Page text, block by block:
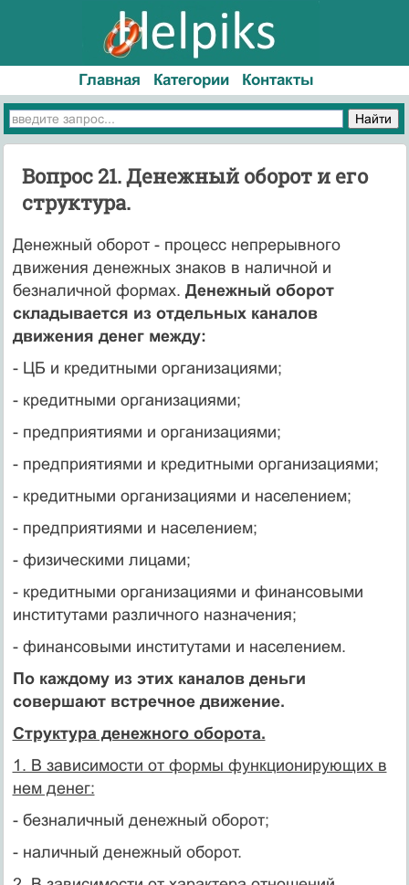
Главная Категории Контакты
Вопрос 21. Денежный оборот и его
структура.
Денежный оборот - процесс непрерывного
движения денежных знаков в наличной и
безналичной формах. Денежный оборот
складывается из отдельных каналов
движения денег между:
- ЦБ и кредитными организациями;
- кредитными организациями;
- предприятиями и организациями;
- предприятиями и кредитными организациями;
- кредитными организациями и населением;
- предприятиями и населением;
- физическими лицами;
- кредитными организациями и финансовыми
институтами различного назначения;
- финансовыми институтами и населением.
По каждому из этих каналов деньги
совершают встречное движение.
Структура денежного оборота.
1. В зависимости от формы функционирующих в
нем денег:
- безналичный денежный оборот;
- наличный денежный оборот.